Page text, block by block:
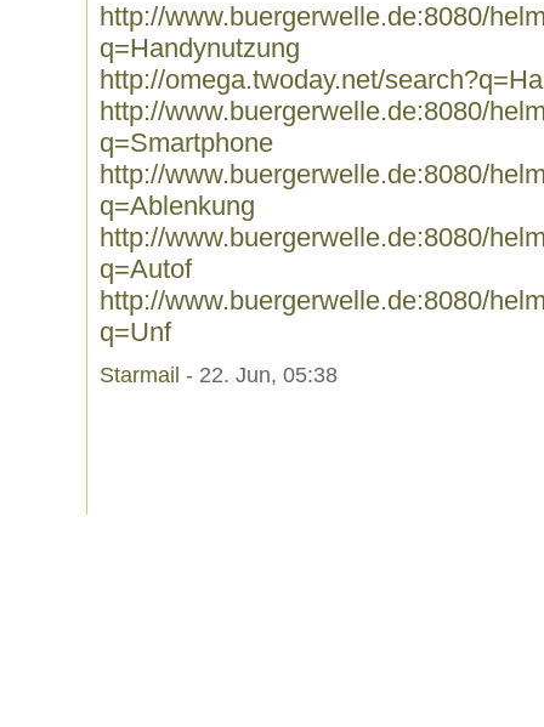
http://www.buergerwelle.de:8080/
q=Handynutzung
http://omega.twoday.net/
http://www.buergerwelle.de:8080/
q=Smartphone
http://www.buergerwelle.de:8080/
q=Ablenkung
http://www.buergerwelle.de:8080/
q=Autof
http://www.buergerwelle.de:8080/
q=Unf
Starmail - 22. Jun, 05:38